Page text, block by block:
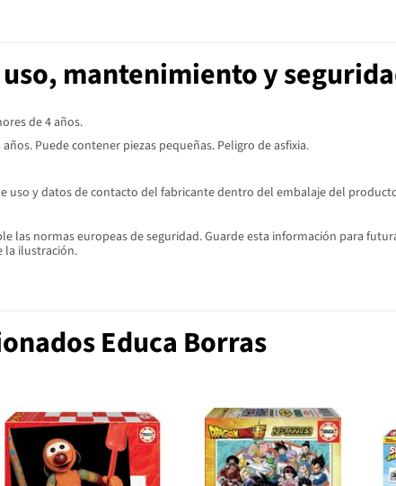
mantenimiento y
de 4 años.
Puede contener piezas pequeñas. Peligro de asfixia.
uso y datos de contacto del fabricante dentro del embalaje del
las normas europeas de seguridad. Guarde esta información para
la ilustración.
Educa Borras